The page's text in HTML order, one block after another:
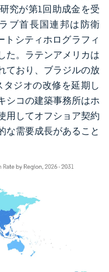
究が第1回助成金を受
ブ首長国連邦は防衛
トシティホログラフィ
た。ラテンアメリカは
ており、ブラジルの放
ジオの改修を延期し
シコの建築事務所はホ
用してオフショア契約
な需要成長があること